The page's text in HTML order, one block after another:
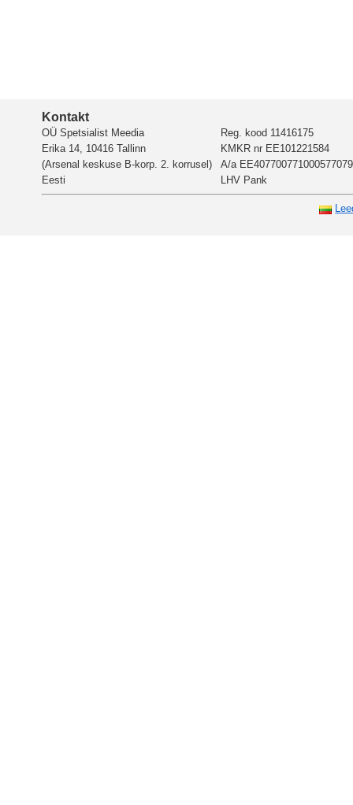
Kontakt
OÜ Spetsialist Meedia
Erika 14, 10416 Tallinn
(Arsenal keskuse B-korp. 2. korrusel)
Eesti
Reg. kood 11416175
KMKR nr EE101221584
A/a EE407700771000577079
LHV Pank